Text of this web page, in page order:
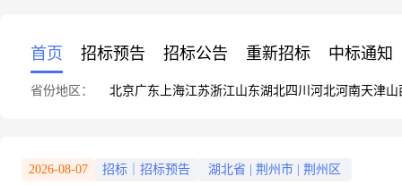
首页 招标预告 招标公告 重新招标 中标通知
省份地区： 北京广东 上海江苏浙江山东湖北四川 河北河南天津山
2026-08-07 招标｜招标预告 湖北省 荆州市 荆州区